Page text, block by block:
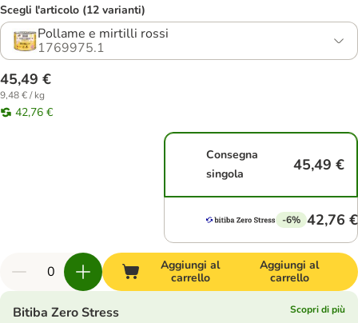
Scegli l'articolo (12 varianti)
Pollame e mirtilli rossi
1769975.1
45,49 €
9,48 € / kg
42,76 €
Consegna
singola
45,49 €
-6% 42,76 €
Aggiungi al
carrello
Aggiungi al
carrello
Bitiba Zero Stress
Scopri di più